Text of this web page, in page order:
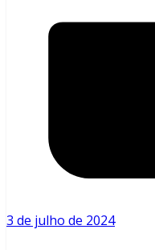
3 de julho de 2024